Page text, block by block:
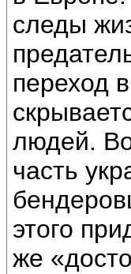
следы
переход
людей.
часть
этого
же